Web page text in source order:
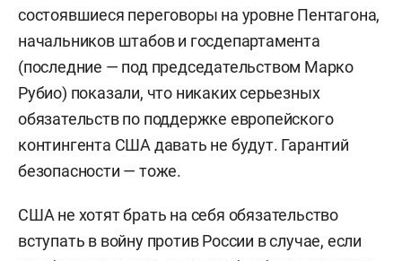
состоявшиеся переговоры на уровне Пентагона,
начальников штабов и госдепартамента
(последние — под председательством Марко
Рубио) показали, что никаких серьезных
обязательств по поддержке европейского
контингента США давать не будут. Гарантий
безопасности — тоже.
США не хотят брать на себя обязательство
вступать в войну против России в случае, если